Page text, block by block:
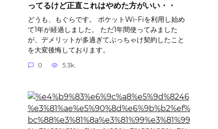
ってるけど正直これはやめた方がいい・・
どうも、もぐらです。 ポケットWi-Fiを利用し始め
て1年が経過しました。 ただ1年間使ってみました
が、デメリットが多過ぎてぶっちゃけ契約したこと
を大変後悔しております。
0 5.3k.